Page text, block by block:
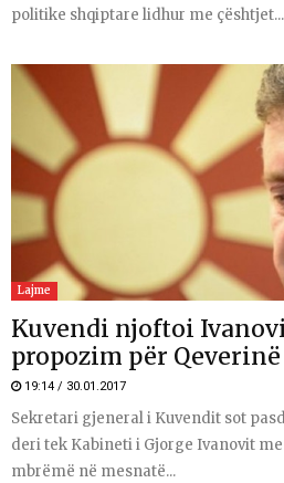
politike shqiptare lidhur me çështjet...
Lajme
Kuvendi njoftoi
propozim për Qeverinë
19:14 / 30.01.2017
Sekretari gjeneral i Kuvendit sot
deri tek Kabineti i Gjorge Ivanovit
mbrëmë në mesnatë...